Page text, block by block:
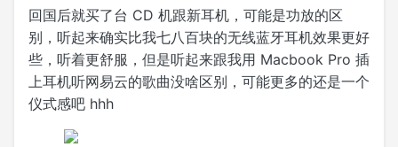
回国后就买了台 CD 机跟新耳机，可能是功放的区
别，听起来确实比我七八百块的无线蓝牙耳机效果更好
些，听着更舒服，但是听起来跟我用 Macbook Pro 插
上耳机听网易云的歌曲没啥区别，可能更多的还是一个
仪式感吧 hhh